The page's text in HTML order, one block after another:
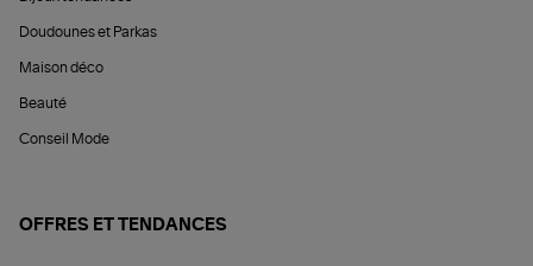
Doudounes et Parkas
Maison déco
Beauté
Conseil Mode
OFFRES ET TENDANCES